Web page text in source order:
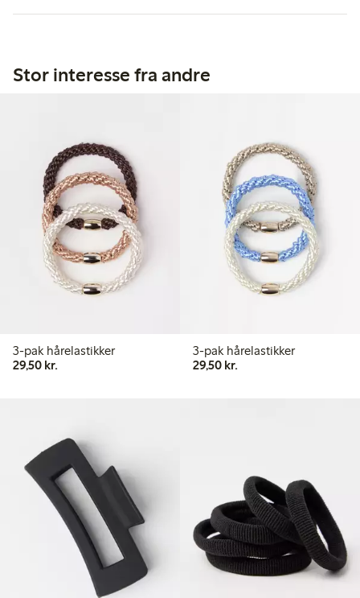
Stor interesse fra andre
3-pak hårelastikker
29,50 kr.
3-pak hårelastikker
29,50 kr.29,50 kr.